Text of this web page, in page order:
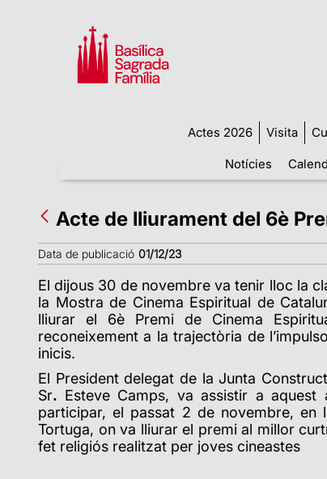
Actes 2026 Visita
Notícies
Acte de lliurament del 6è
Data de publicació 01/12/23
El dijous 30 de novembre va tenir lloc la
la Mostra de Cinema Espiritual de
lliurar el 6è Premi de Cinema
reconeixement a la trajectòria de
inicis.
El President delegat de la Junta
Sr. Esteve Camps, va assistir a
participar, el passat 2 de novembre, en
Tortuga, on va lliurar el premi al millor
fet religiós realitzat per joves cineastes